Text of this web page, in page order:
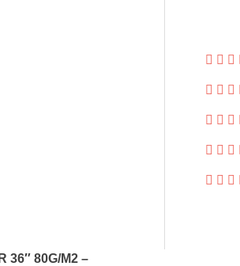
36″ 80G/M2 –